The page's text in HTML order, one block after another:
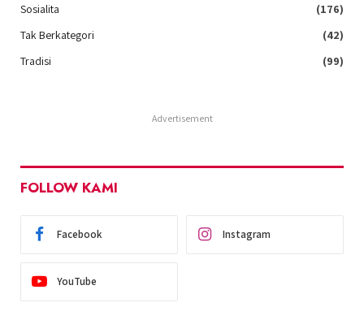
Sosialita
(176)
Tak Berkategori
(42)
Tradisi
(99)
Advertisement
FOLLOW KAMI
Facebook Instagram
YouTube